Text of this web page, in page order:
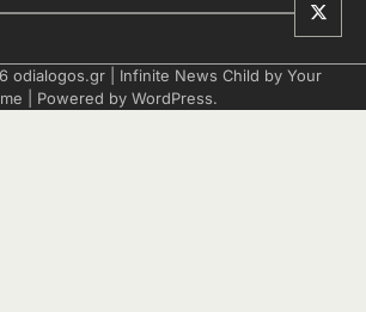
odialogos.gr | Infinite News Child by Your
| Powered by WordPress.